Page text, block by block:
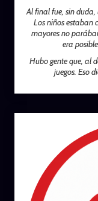
Al final fue, sin duda,
Los niños estaban
mayores no
era
Hubo gente que, al
juegos. Eso